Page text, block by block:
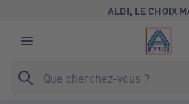
ALDI, LE CHOIX